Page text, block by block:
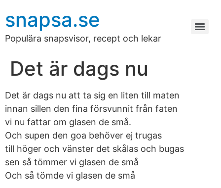
snapsa.se
Populära snapsvisor, recept och lekar
Det är dags nu
Det är dags nu att ta sig en liten till maten
innan sillen den fina försvunnit från faten
vi nu fattar om glasen de små.
Och supen den goa behöver ej trugas
till höger och vänster det skålas och bugas
sen så tömmer vi glasen de små
Och så tömde vi glasen de små